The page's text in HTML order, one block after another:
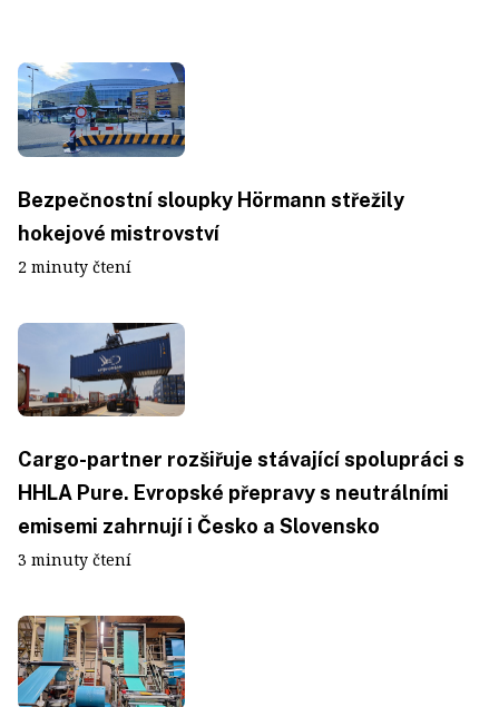
Bezpečnostní sloupky Hörmann střežily
hokejové mistrovství
2 minuty čtení
Cargo-partner rozšiřuje stávající spolupráci s
HHLA Pure. Evropské přepravy s neutrálními
emisemi zahrnují i Česko a Slovensko
3 minuty čtení